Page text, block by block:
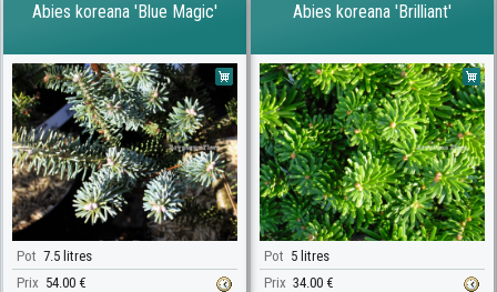
Abies koreana 'Blue Magic'
Pot 7.5 litres
Prix 54.00 €
Abies koreana 'Brilliant'
Pot 5 litres
Prix 34.00 €